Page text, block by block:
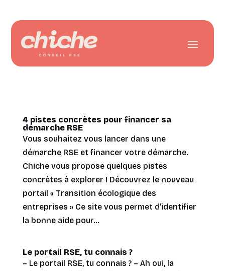
4 pistes concrètes pour financer sa
démarche RSE
Vous souhaitez vous lancer dans une
démarche RSE et financer votre démarche.
Chiche vous propose quelques pistes
concrètes à explorer ! Découvrez le nouveau
portail « Transition écologique des
entreprises » Ce site vous permet d’identifier
la bonne aide pour...
Le portail RSE, tu connais ?
– Le portail RSE, tu connais ? – Ah oui, la